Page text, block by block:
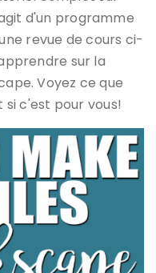
d'un programme
revue de cours ci-
sur la
Voyez ce que
c'est pour vous!